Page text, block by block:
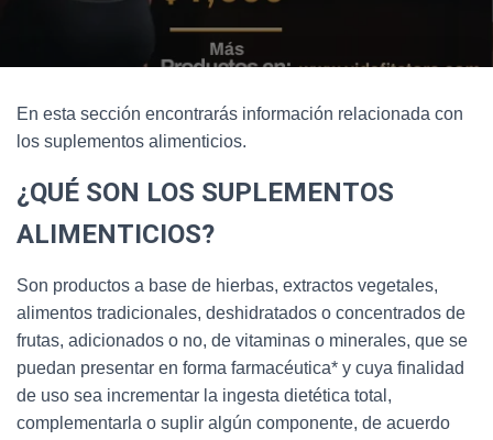
N
N
En esta sección encontrarás información relacionada con
los suplementos alimenticios.
¿QUÉ SON LOS SUPLEMENTOS
ALIMENTICIOS?
Son productos a base de hierbas, extractos vegetales,
alimentos tradicionales, deshidratados o concentrados de
frutas, adicionados o no, de vitaminas o minerales, que se
puedan presentar en forma farmacéutica* y cuya finalidad
de uso sea incrementar la ingesta dietética total,
complementarla o suplir algún componente, de acuerdo